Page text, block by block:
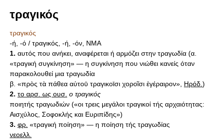
τραγικός
τραγικός
-ή, -ό / τραγικός, -ή, -όν, ΝΜΑ
1. αυτός που ανήκει, αναφέρεται ή αρμόζει στην τραγωδία (α.
«τραγική συγκίνηση» — η συγκίνηση που νιώθει κανείς όταν
παρακολουθεί μια τραγωδία
β. «πρὸς τὰ πάθεα αὐτοῡ τραγικοῑσι χοροῖσι ἐγέραιρον», Ηρόδ. )
2. το αρσ. ως ουσ. ο τραγικός
ποιητής τραγωδιών («οι τρεις μεγάλοι τραγικοί τής αρχαιότητας:
Αισχύλος, Σοφοκλής και Ευριπίδης»)
3. φρ. «τραγική ποίηση» — η ποίηση τής τραγωδίας
νεοελλ.